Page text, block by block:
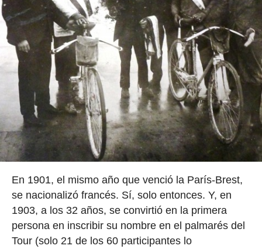
En 1901, el mismo año que venció la París-Brest,
se nacionalizó francés. Sí, solo entonces. Y, en
1903, a los 32 años, se convirtió en la primera
persona en inscribir su nombre en el palmarés del
Tour (solo 21 de los 60 participantes lo